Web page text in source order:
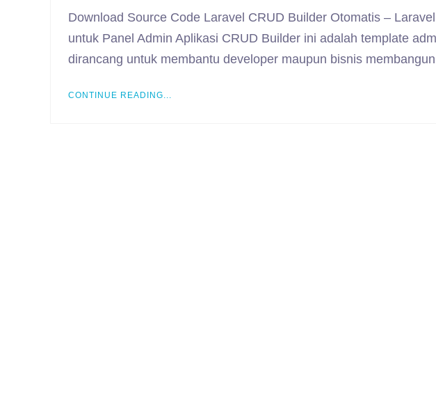
Download Source Code Laravel CRUD Builder Otomatis –
untuk Panel Admin Aplikasi CRUD Builder ini adalah template
dirancang untuk membantu developer maupun bisnis
CONTINUE READING...